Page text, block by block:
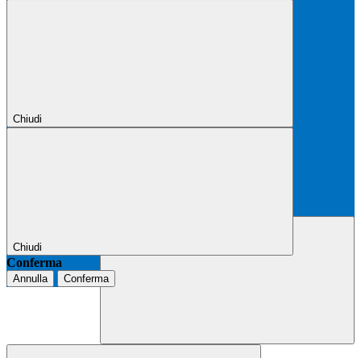
Chiudi
Chiudi
Conferma
Annulla Conferma